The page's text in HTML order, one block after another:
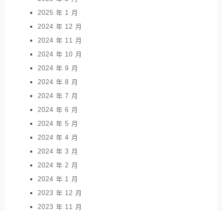
2025 年 1 月
2024 年 12 月
2024 年 11 月
2024 年 10 月
2024 年 9 月
2024 年 8 月
2024 年 7 月
2024 年 6 月
2024 年 5 月
2024 年 4 月
2024 年 3 月
2024 年 2 月
2024 年 1 月
2023 年 12 月
2023 年 11 月